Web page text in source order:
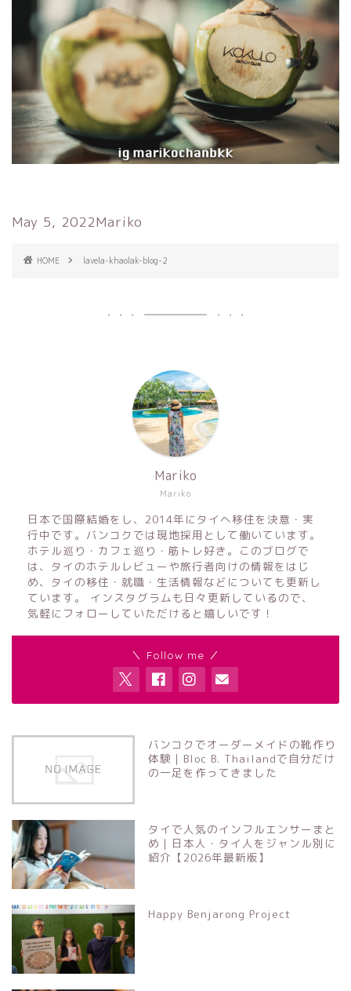
May 5, 2022Mariko
HOME lavela-khaolak-blog-2
Mariko
Mariko
日本で国際結婚をし、2014年にタイへ移住を決意・実
行中です。バンコクでは現地採用として働いています。
ホテル巡り・カフェ巡り・筋トレ好き。このブログで
は、タイのホテルレビューや旅行者向けの情報をはじ
め、タイの移住・就職・生活情報などについても更新し
ています。 インスタグラムも日々更新しているので、
気軽にフォローしていただけると嬉しいです！
＼ Follow me ／
バンコクでオーダーメイドの靴作り
体験｜Bloc B. Thailandで自分だけ
の一足を作ってきました
タイで人気のインフルエンサーまと
め｜日本人・タイ人をジャンル別に
紹介【2026年最新版】
Happy Benjarong Project